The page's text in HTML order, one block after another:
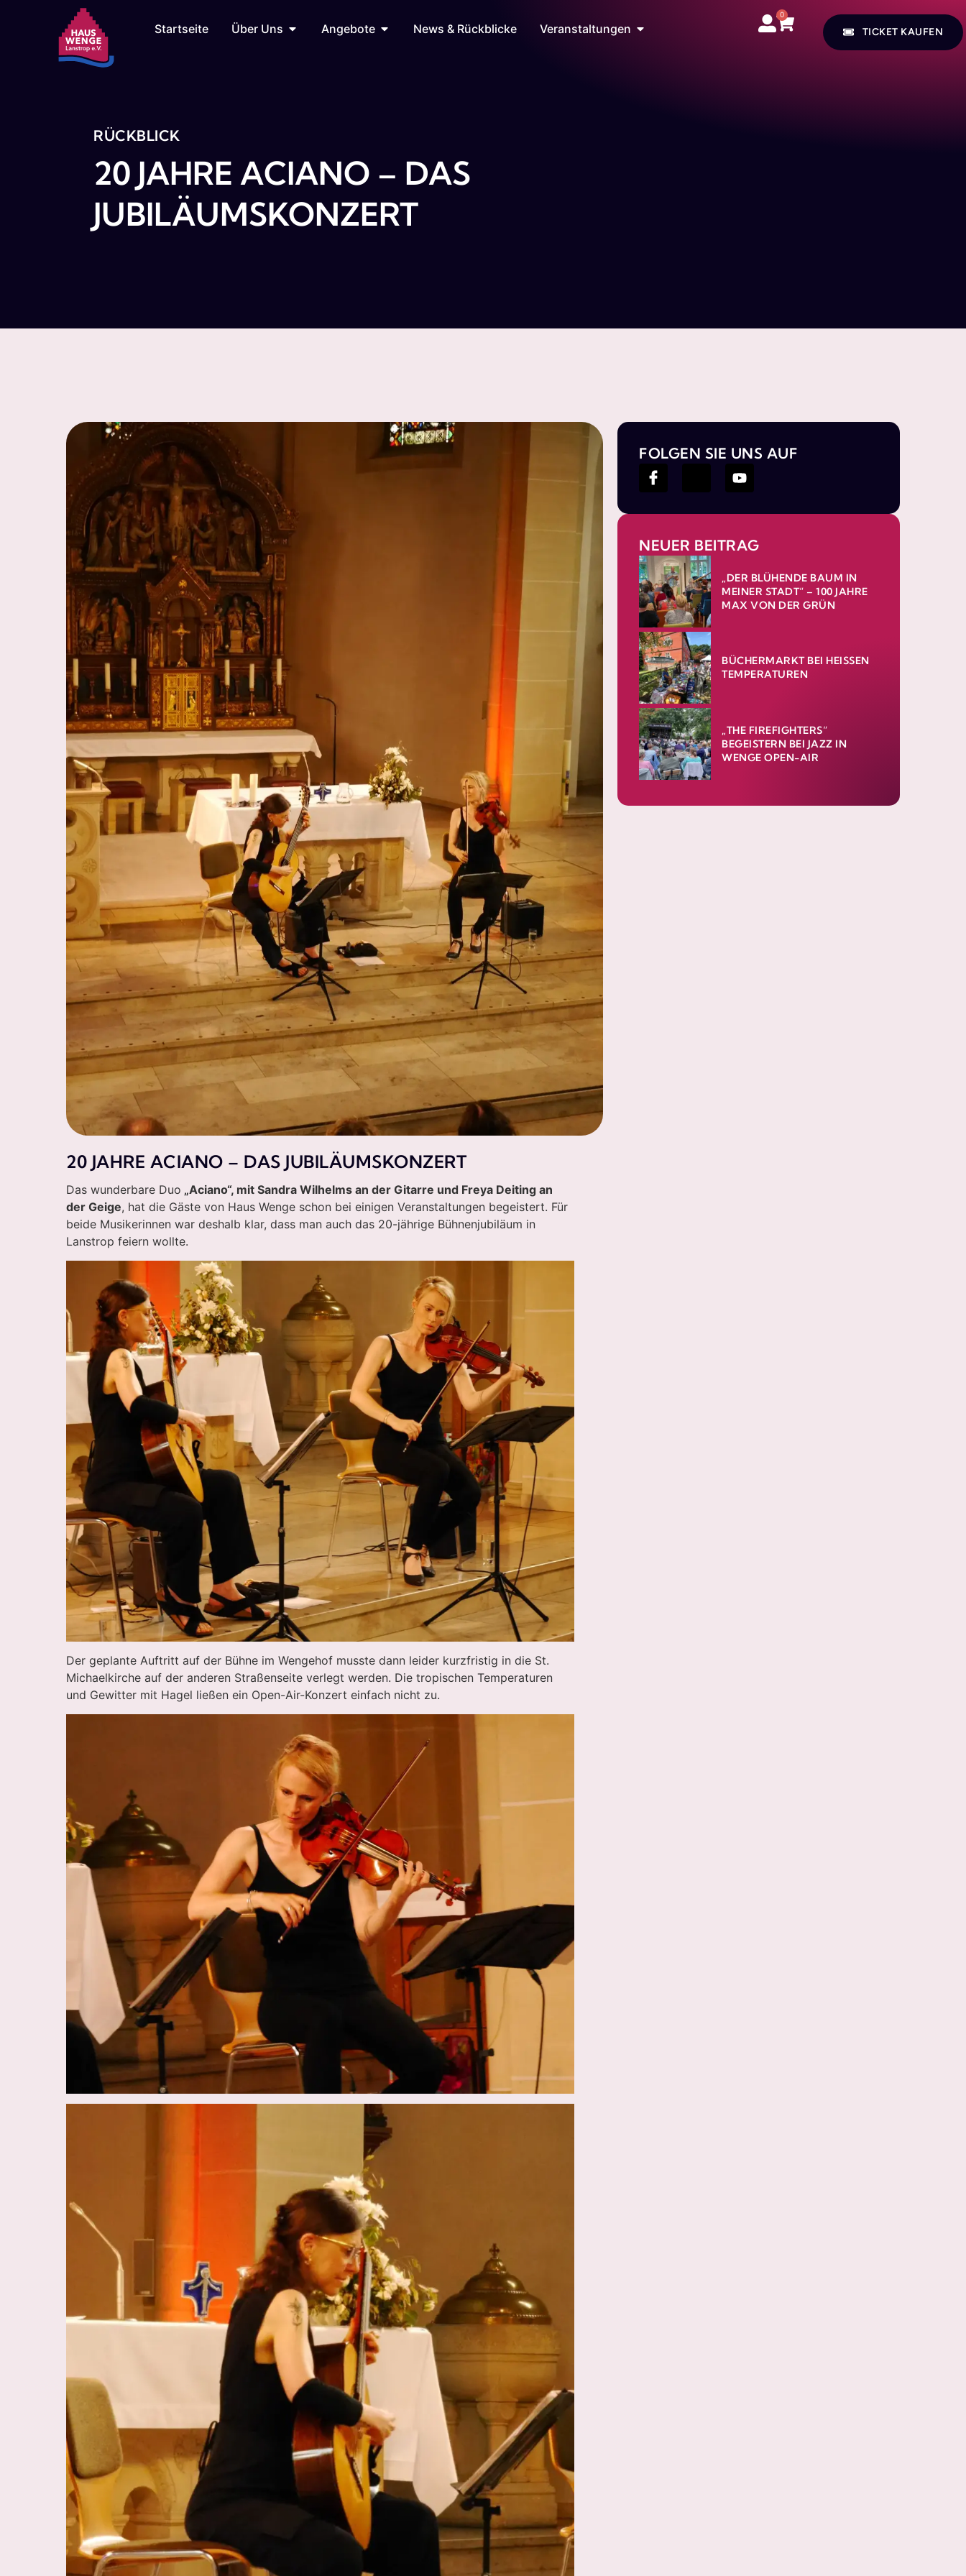
Startseite Über Uns Angebote News & Rückblicke Veranstaltungen
0
TICKET KAUFEN
RÜCKBLICK
20 JAHRE ACIANO – DAS
JUBILÄUMSKONZERT
20 JAHRE ACIANO – DAS JUBILÄUMSKONZERT
Das wunderbare Duo „Aciano“, mit Sandra Wilhelms an der Gitarre und Freya Deiting an
der Geige, hat die Gäste von Haus Wenge schon bei einigen Veranstaltungen begeistert. Für
beide Musikerinnen war deshalb klar, dass man auch das 20-jährige Bühnenjubiläum in
Lanstrop feiern wollte.
Der geplante Auftritt auf der Bühne im Wengehof musste dann leider kurzfristig in die St.
Michaelkirche auf der anderen Straßenseite verlegt werden. Die tropischen Temperaturen
und Gewitter mit Hagel ließen ein Open-Air-Konzert einfach nicht zu.
FOLGEN SIE UNS AUF
NEUER BEITRAG
„DER BLÜHENDE BAUM IN
MEINER STADT“ – 100 JAHRE
MAX VON DER GRÜN
BÜCHERMARKT BEI HEISSEN T
EMPERATUREN
„THE FIREFIGHTERS“
BEGEISTERN BEI JAZZ IN
WENGE OPEN-AIR